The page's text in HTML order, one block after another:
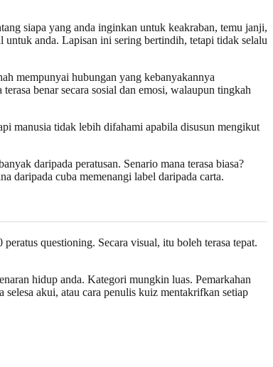
siapa yang anda inginkan untuk keakraban, temu janji,
untuk anda. Lapisan ini sering bertindih, tetapi tidak selalu
mempunyai hubungan yang kebanyakannya
benar secara sosial dan emosi, walaupun tingkah
manusia tidak lebih difahami apabila disusun mengikut
daripada peratusan. Senario mana terasa biasa?
daripada cuba memenangi label daripada carta.
questioning. Secara visual, itu boleh terasa tepat.
hidup anda. Kategori mungkin luas. Pemarkahan
akui, atau cara penulis kuiz mentakrifkan setiap